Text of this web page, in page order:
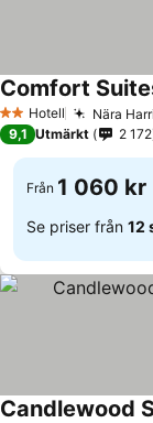
2 Stjärnor
Hotell Nära
Comfort
9,1 Utmärkt 2 172
Från 1 060 kr
Se priser från 12